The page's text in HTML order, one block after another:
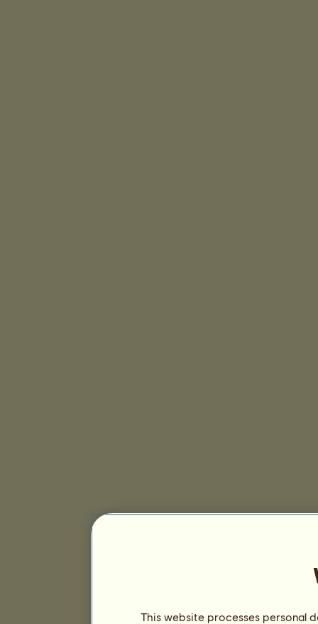
This website processes personal